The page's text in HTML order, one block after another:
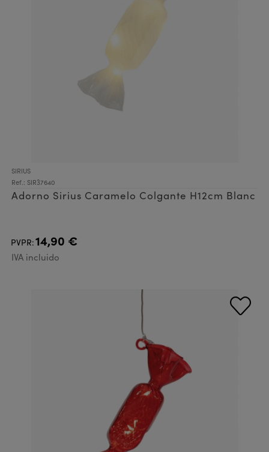
SIRIUS
Ref.: SIR37640
Adorno Sirius Caramelo Colgante H12cm Blanc
PVPR:14,90 €
IVA incluido